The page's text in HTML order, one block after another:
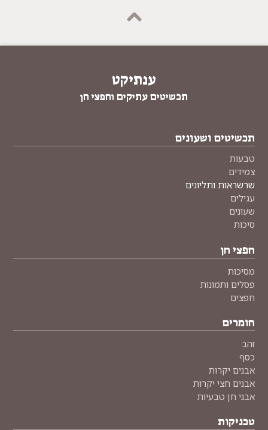
ענתיקט
תכשיטים עתיקים וחפצי חן
תכשיטים ושעונים
טבעות
צמידים
שרשראות ותליונים
עגילים
שעונים
סיכות
חפצי חן
מסיכות
פסלים ותמונות
חפצים
חומרים
זהב
כסף
אבנים יקרות
אבנים חצי יקרות
אבני חן טבעיות
טכניקות